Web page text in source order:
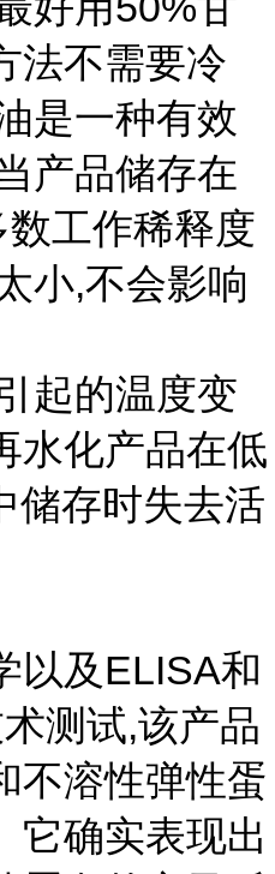
法不需要冷
是一种有效
产品储存在
工作稀释度
小,不会影响
起的温度变
水化产品在低
储存时失去活
以及ELISA和
测试,该产品
不溶性弹性蛋
它确实表现出